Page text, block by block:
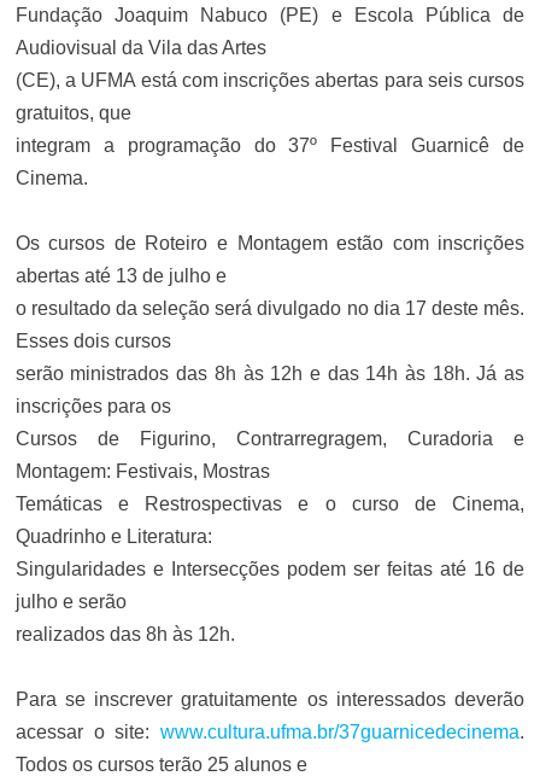
Fundação Joaquim Nabuco (PE) e Escola Pública de
Audiovisual da Vila das Artes
(CE), a UFMA está com inscrições abertas para seis cursos
gratuitos, que
integram a programação do 37º Festival Guarnicê de
Cinema.
Os cursos de Roteiro e Montagem estão com inscrições
abertas até 13 de julho e
o resultado da seleção será divulgado no dia 17 deste mês.
Esses dois cursos
serão ministrados das 8h às 12h e das 14h às 18h. Já as
inscrições para os
Cursos de Figurino, Contrarregragem, Curadoria e
Montagem: Festivais, Mostras
Temáticas e Restrospectivas e o curso de Cinema,
Quadrinho e Literatura:
Singularidades e Intersecções podem ser feitas até 16 de
julho e serão
realizados das 8h às 12h.
Para se inscrever gratuitamente os interessados deverão
acessar o site:www.cultura.ufma.br/37guarnicedecinema.
Todos os cursos terão 25 alunos e